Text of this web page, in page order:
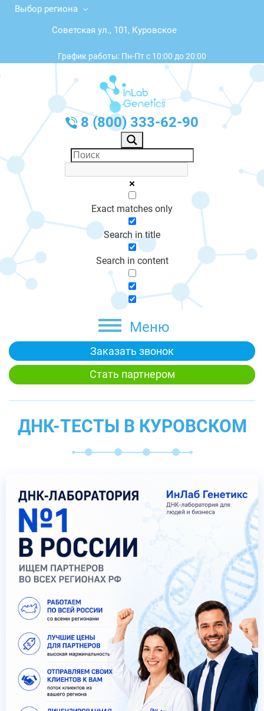
Выбор региона
Советская ул., 101, Куровское
График работы: Пн-Пт с 10:00 до 20:00
8 (800) 333-62-90
Exact matches only
Search in title
Search in content
Меню
Заказать звонок
Стать партнером
ДНК-ТЕСТЫ В КУРОВСКОМ